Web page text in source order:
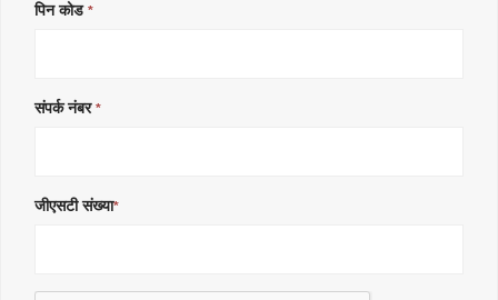
पिन कोड *
संपर्क नंबर *
जीएसटी संख्या*